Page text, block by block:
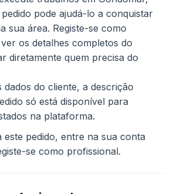
pode ajudá-lo a conquistar
sua área. Registe-se como
os detalhes completos do
diretamente quem precisa do
do cliente, a descrição
só está disponível para
na plataforma.
este pedido, entre na sua conta
se como profissional.